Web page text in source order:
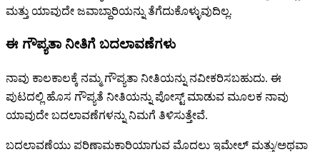
ಮತ್ತು ಯಾವುದೇ ಜವಾಬ್ದಾರಿಯನ್ನು ತೆಗೆದುಕೊಳ್ಳುವುದಿಲ್ಲ.
ಈ ಗೌಪ್ಯತಾ ನೀತಿಗೆ ಬದಲಾವಣೆಗಳು
ನಾವು ಕಾಲಕಾಲಕ್ಕೆ ನಮ್ಮ ಗೌಪ್ಯತಾ ನೀತಿಯನ್ನು ನವೀಕರಿಸಬಹುದು. ಈ
ಪುಟದಲ್ಲಿ ಹೊಸ ಗೌಪ್ಯತೆ ನೀತಿಯನ್ನು ಪೋಸ್ಟ್ ಮಾಡುವ ಮೂಲಕ ನಾವು
ಯಾವುದೇ ಬದಲಾವಣೆಗಳನ್ನು ನಿಮಗೆ ತಿಳಿಸುತ್ತೇವೆ.
ಬದಲಾವಣೆಯು ಪರಿಣಾಮಕಾರಿಯಾಗುವ ಮೊದಲು ಇಮೇಲ್ ಮತ್ತು/ಅಥವಾ